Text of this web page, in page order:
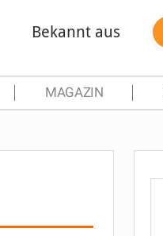
Bekannt aus
MAGAZIN